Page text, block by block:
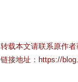
转载本文请联系原作者
链接地址： https://